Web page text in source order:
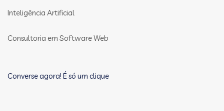
Inteligência Artificial
Consultoria em Software Web
Converse agora! É só um clique